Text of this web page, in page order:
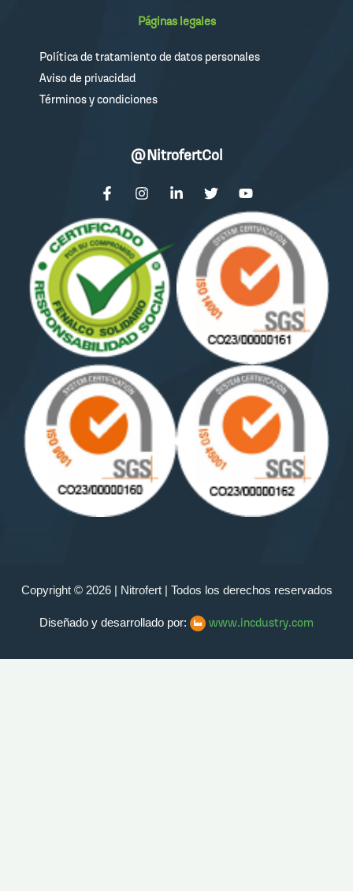
Páginas legales
Política de tratamiento de datos personales
Aviso de privacidad
Términos y condiciones
@NitrofertCol
Copyright © 2026 | Nitrofert | Todos los derechos reservados
Diseñado y desarrollado por: www.incdustry.com